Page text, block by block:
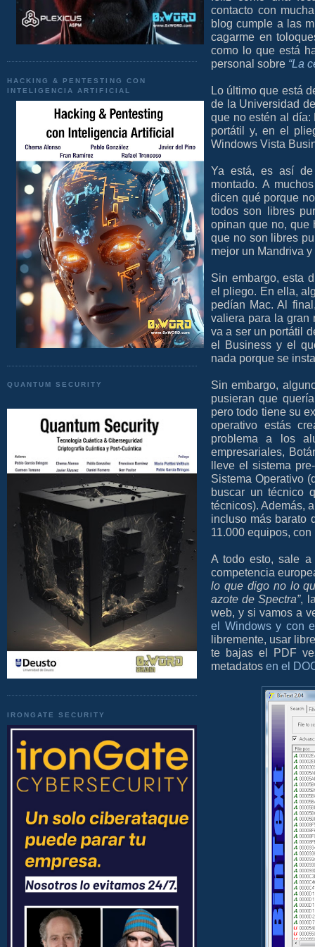
HACKING & PENTESTING CON
INTELIGENCIA ARTIFICIAL
QUANTUM SECURITY
IRONGATE SECURITY
contacto con
blog cumple a las
cagarme en
como lo que está
personal sobre “La
Lo último que está
de la Universidad
que no estén al día:
portátil y, en el
Windows Vista
Ya está, es así
montado. A
dicen qué porque
todos son libres
opinan que no, que
que no son libres
mejor un Mandriva
Sin embargo, esta
el pliego. En ella,
pedían Mac. Al
valiera para la gran
va a ser un portátil
el Business y el
nada porque se
Sin embargo,
pusieran que
pero todo tiene su
operativo estás
problema a los
empresariales,
lleve el sistema
Sistema Operativo
buscar un técnico
técnicos). Además,
incluso más barato
11.000 equipos,
A todo esto, sale
competencia
lo que digo no lo
azote de Spectra”,
web, y si vamos a
el Windows y con
libremente, usar
te bajas el PDF
metadatos en el